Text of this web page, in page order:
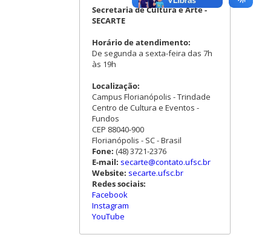
Secretaria de Cultura e Arte -
SECARTE
Horário de atendimento:
De segunda a sexta-feira das 7h
às 19h
Localização:
Campus Florianópolis - Trindade
Centro de Cultura e Eventos -
Fundos
CEP 88040-900
Florianópolis - SC - Brasil
Fone: (48) 3721-2376
E-mail: secarte@contato.ufsc.br
Website: secarte.ufsc.br
Redes sociais:
Facebook
Instagram
YouTube